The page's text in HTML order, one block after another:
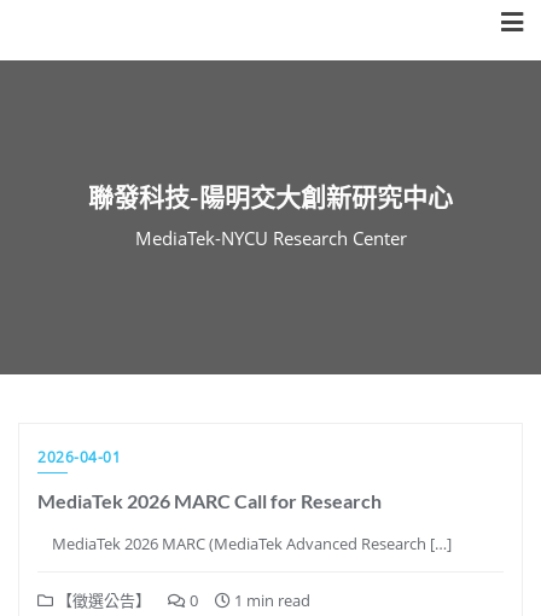
聯發科技-陽明交大創新研究中心
MediaTek-NYCU Research Center
2026-04-01
MediaTek 2026 MARC Call for Research
MediaTek 2026 MARC (MediaTek Advanced Research […]
【徵選公告】 0 1 min read